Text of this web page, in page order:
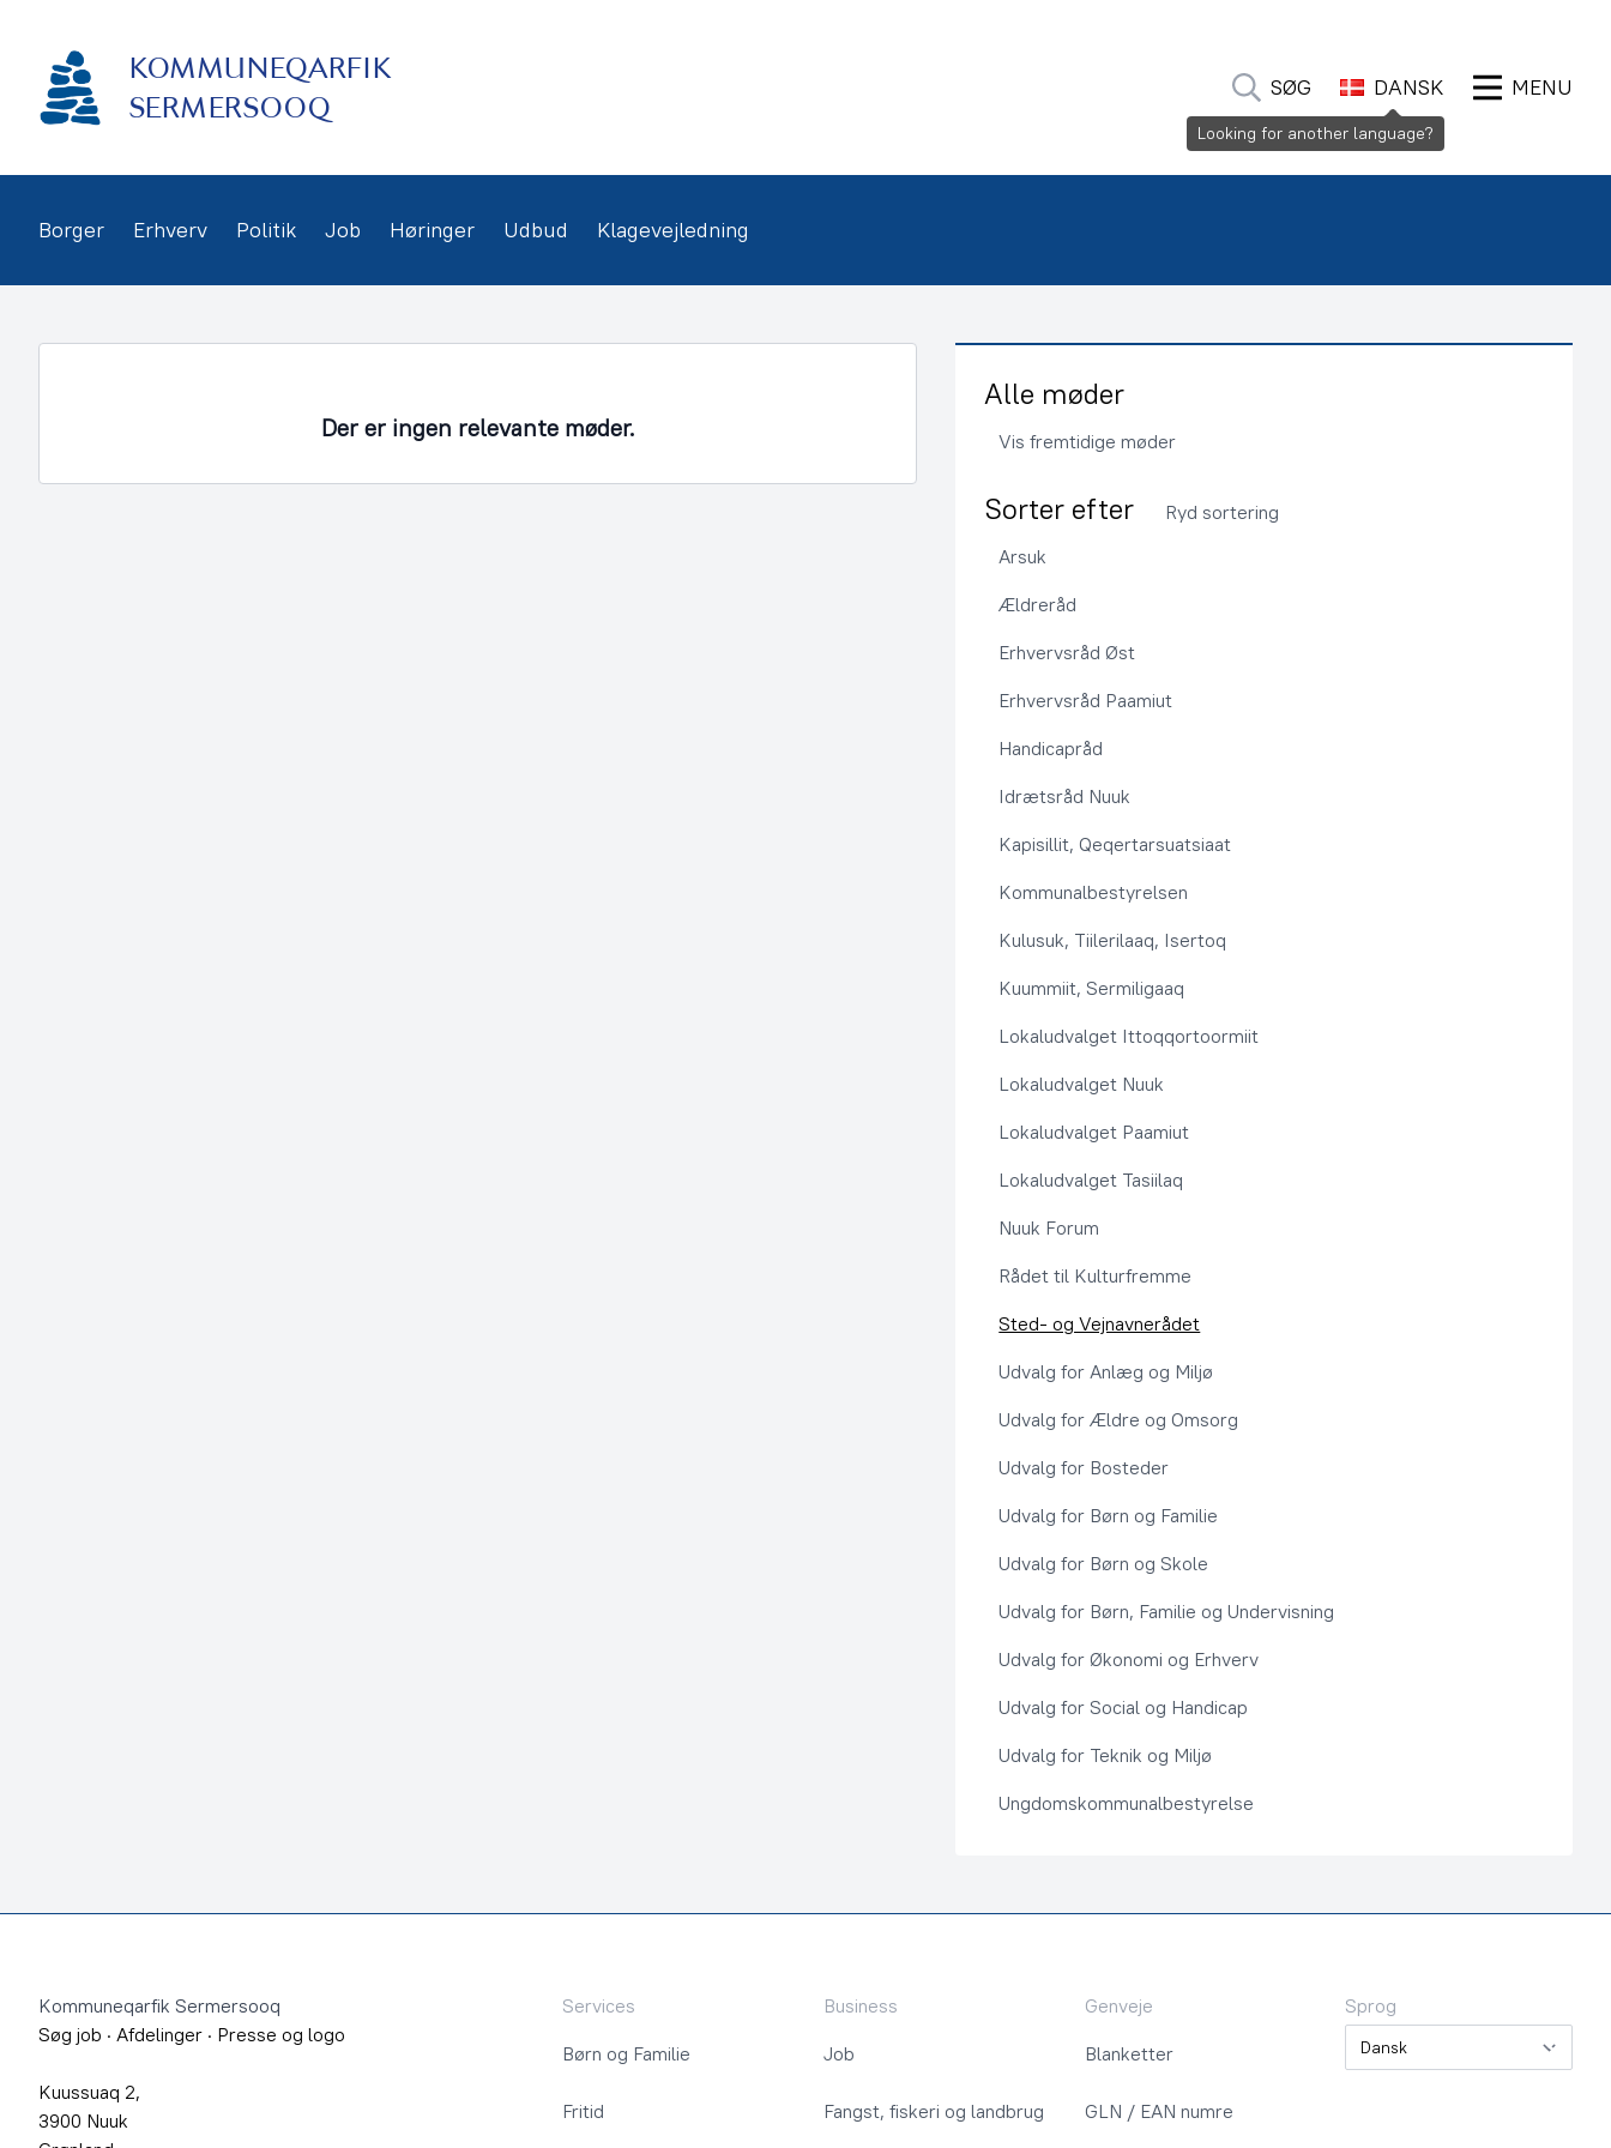
indhold
KOMMUNEQARFIK
SERMERSOOQ
SØG DANSK MENU
Borger Erhverv Politik Job Høringer Udbud Klagevejledning
Der er ingen relevante møder.
Alle møder
Vis fremtidige møder
Sorter efter
Ryd sortering
Arsuk
Ældreråd
Erhvervsråd Øst
Erhvervsråd Paamiut
Handicapråd
Idrætsråd Nuuk
Kapisillit, Qeqertarsuatsiaat
Kommunalbestyrelsen
Kulusuk, Tiilerilaaq, Isertoq
Kuummiit, Sermiligaaq
Lokaludvalget Ittoqqortoormiit
Lokaludvalget Nuuk
Lokaludvalget Paamiut
Lokaludvalget Tasiilaq
Nuuk Forum
Rådet til Kulturfremme
Sted- og Vejnavnerådet
Udvalg for Anlæg og Miljø
Udvalg for Ældre og Omsorg
Udvalg for Bosteder
Udvalg for Børn og Familie
Udvalg for Børn og Skole
Udvalg for Børn, Familie og Undervisning
Udvalg for Økonomi og Erhverv
Udvalg for Social og Handicap
Udvalg for Teknik og Miljø
Ungdomskommunalbestyrelse
Kommuneqarfik Sermersooq
Søg job · Afdelinger · Presse og logo
Kuussuaq 2,
3900 Nuuk
Services
Børn og Familie
Fritid
Business
Job
Fangst, fiskeri og landbrug
Genveje
Blanketter
GLN / EAN numre
Sprog
Sprog
Looking for another language?